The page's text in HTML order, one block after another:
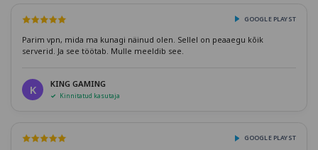
GOOGLE PLAYST
Parim vpn, mida ma kunagi näinud olen. Sellel on peaaegu kõik
serverid. Ja see töötab. Mulle meeldib see.
K KING GAMING
Kinnitatud kasutaja
GOOGLE PLAYST